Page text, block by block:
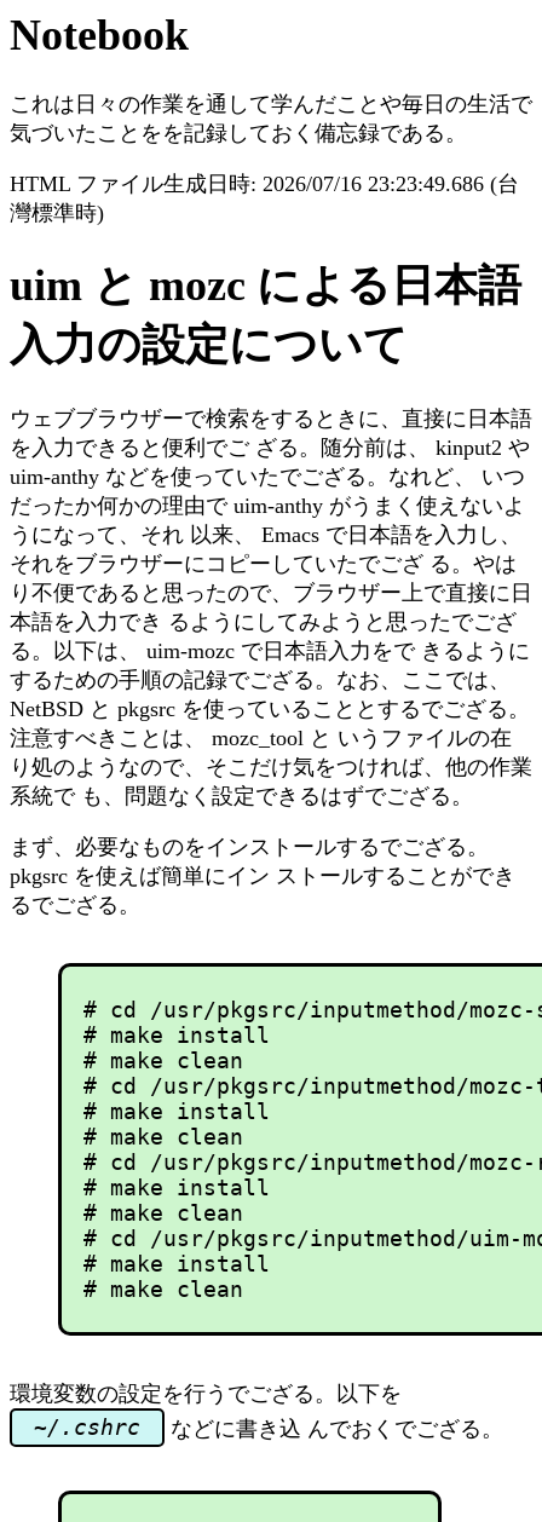
Notebook
これは日々の作業を通して学んだことや毎日の生活で
気づいたことをを記録しておく備忘録である。
HTML ファイル生成日時: 2026/07/16 23:23:49.686 (台
灣標準時)
uim と mozc による日本語
入力の設定について
ウェブブラウザーで検索をするときに、直接に日本語
を入力できると便利でご ざる。随分前は、 kinput2 や
uim-anthy などを使っていたでござる。なれど、 いつ
だったか何かの理由で uim-anthy がうまく使えないよ
うになって、それ 以来、 Emacs で日本語を入力し、
それをブラウザーにコピーしていたでござ る。やは
り不便であると思ったので、ブラウザー上で直接に日
本語を入力でき るようにしてみようと思ったでござ
る。以下は、 uim-mozc で日本語入力をで きるように
するための手順の記録でござる。なお、ここでは、
NetBSD と pkgsrc を使っていることとするでござる。
注意すべきことは、 mozc_tool と いうファイルの在
り処のようなので、そこだけ気をつければ、他の作業
系統で も、問題なく設定できるはずでござる。
まず、必要なものをインストールするでござる。
pkgsrc を使えば簡単にイン ストールすることができ
るでござる。
# cd /usr/pkgsrc/inputmethod/
# make install
# make clean
# cd /usr/pkgsrc/inputmethod/
# make install
# make clean
# cd /usr/pkgsrc/inputmethod/mozc-
# make install
# make clean
# cd /usr/pkgsrc/inputmethod/uim-
# make install
環境変数の設定を行うでござる。以下を
~/.cshrc などに書き込 んでおくでござる。